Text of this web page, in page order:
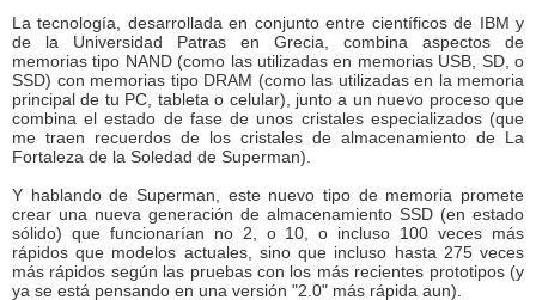
La tecnología, desarrollada en conjunto entre científicos de IBM y
de la Universidad Patras en Grecia, combina aspectos de
memorias tipo NAND (como las utilizadas en memorias USB, SD, o
SSD) con memorias tipo DRAM (como las utilizadas en la memoria
principal de tu PC, tableta o celular), junto a un nuevo proceso que
combina el estado de fase de unos cristales especializados (que
me traen recuerdos de los cristales de almacenamiento de La
Fortaleza de la Soledad de Superman).
Y hablando de Superman, este nuevo tipo de memoria promete
crear una nueva generación de almacenamiento SSD (en estado
sólido) que funcionarían no 2, o 10, o incluso 100 veces más
rápidos que modelos actuales, sino que incluso hasta 275 veces
más rápidos según las pruebas con los más recientes prototipos (y
ya se está pensando en una versión "2.0" más rápida aun).